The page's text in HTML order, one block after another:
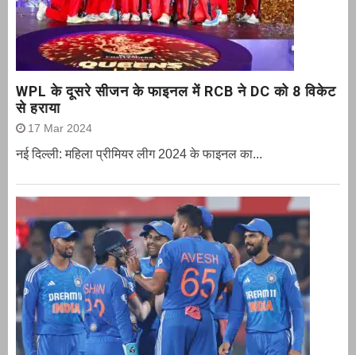
WPL के दूसरे सीजन के फाइनल में RCB ने DC को 8 विकेट
से हराया
17 Mar 2024
नई दिल्ली: महिला प्रीमियर लीग 2024 के फाइनल का...